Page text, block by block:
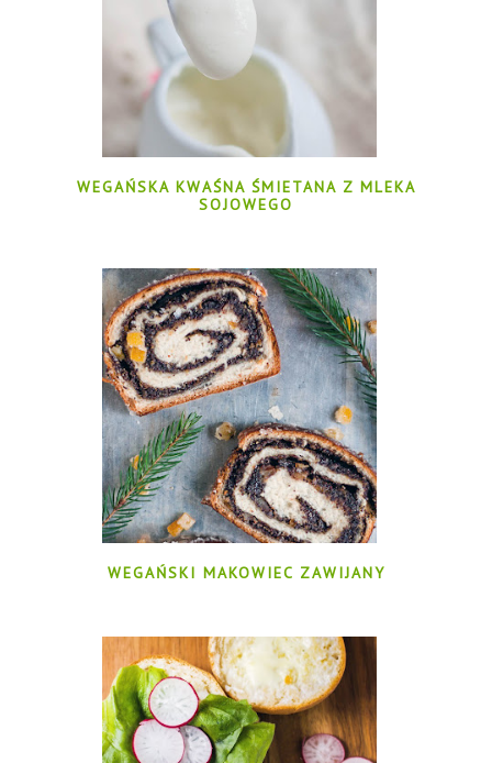
WEGAŃSKA KWAŚNA ŚMIETANA Z MLEKA
SOJOWEGO
WEGAŃSKI MAKOWIEC ZAWIJANY